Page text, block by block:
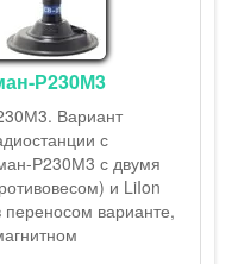
27000.00р.